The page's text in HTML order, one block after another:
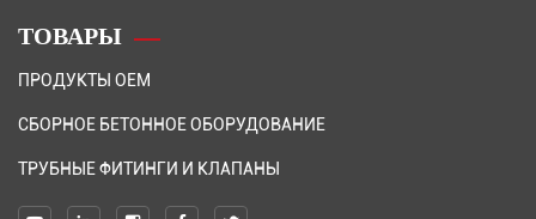
ТОВАРЫ
ПРОДУКТЫ OEM
СБОРНОЕ БЕТОННОЕ ОБОРУДОВАНИЕ
ТРУБНЫЕ ФИТИНГИ И КЛАПАНЫ